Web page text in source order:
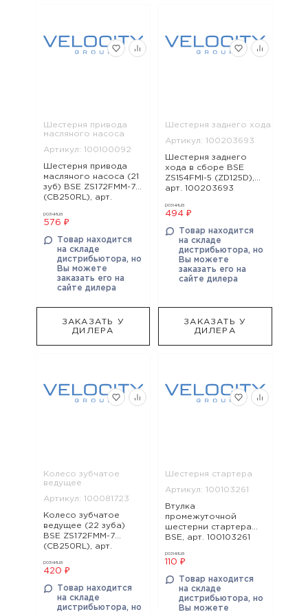
Шестерня привода
масляного насоса
Артикул: 100100092
Шестерня привода
масляного насоса (21
зуб) BSE ZS172FMM-7
(CB250RL), арт.
розница
576 ₽
Товар находится
на складе
дистрибьютора, но
Вы можете
заказать его на
сайте дилера
ЗАКАЗАТЬ У
ДИЛЕРА
Шестерня заднего хода
Артикул: 100203693
Шестерня заднего
хода в сборе BSE
ZS154FMI-5 (ZD125D),
арт. 100203693
розница
494 ₽
Товар находится
на складе
дистрибьютора, но
Вы можете
заказать его на
сайте дилера
ЗАКАЗАТЬ У
ДИЛЕРА
Колесо зубчатое
ведущее
Артикул: 100081723
Колесо зубчатое
ведущее (22 зуба)
BSE ZS172FMM-7
(CB250RL), арт.
розница
420 ₽
Товар находится
на складе
дистрибьютора, но
Шестерня стартера
Артикул: 100103261
Втулка
промежуточной
шестерни стартера
BSE, арт. 100103261
розница
110 ₽
Товар находится
на складе
дистрибьютора, но
Вы можете